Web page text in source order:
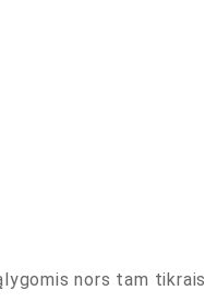
nors tam tikrais